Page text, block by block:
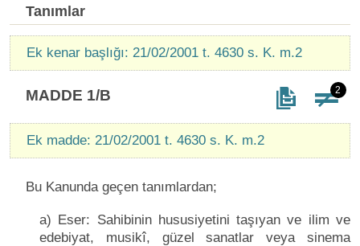
Tanımlar
Ek kenar başlığı: 21/02/2001 t. 4630 s. K. m.2
MADDE 1/B 2
Ek madde: 21/02/2001 t. 4630 s. K. m.2
Bu Kanunda geçen tanımlardan;
a) Eser: Sahibinin hususiyetini taşıyan ve ilim ve
edebiyat, musikî, güzel sanatlar veya sinema